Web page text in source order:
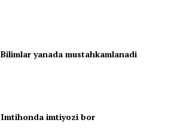
Bilimlar yanada mustahkamlanadi
Imtihonda imtiyozi bor